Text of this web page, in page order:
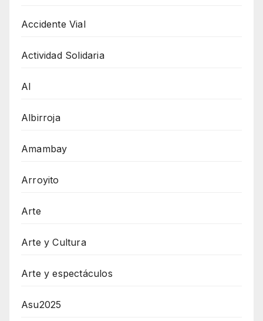
Accidente Vial
Actividad Solidaria
AI
Albirroja
Amambay
Arroyito
Arte
Arte y Cultura
Arte y espectáculos
Asu2025